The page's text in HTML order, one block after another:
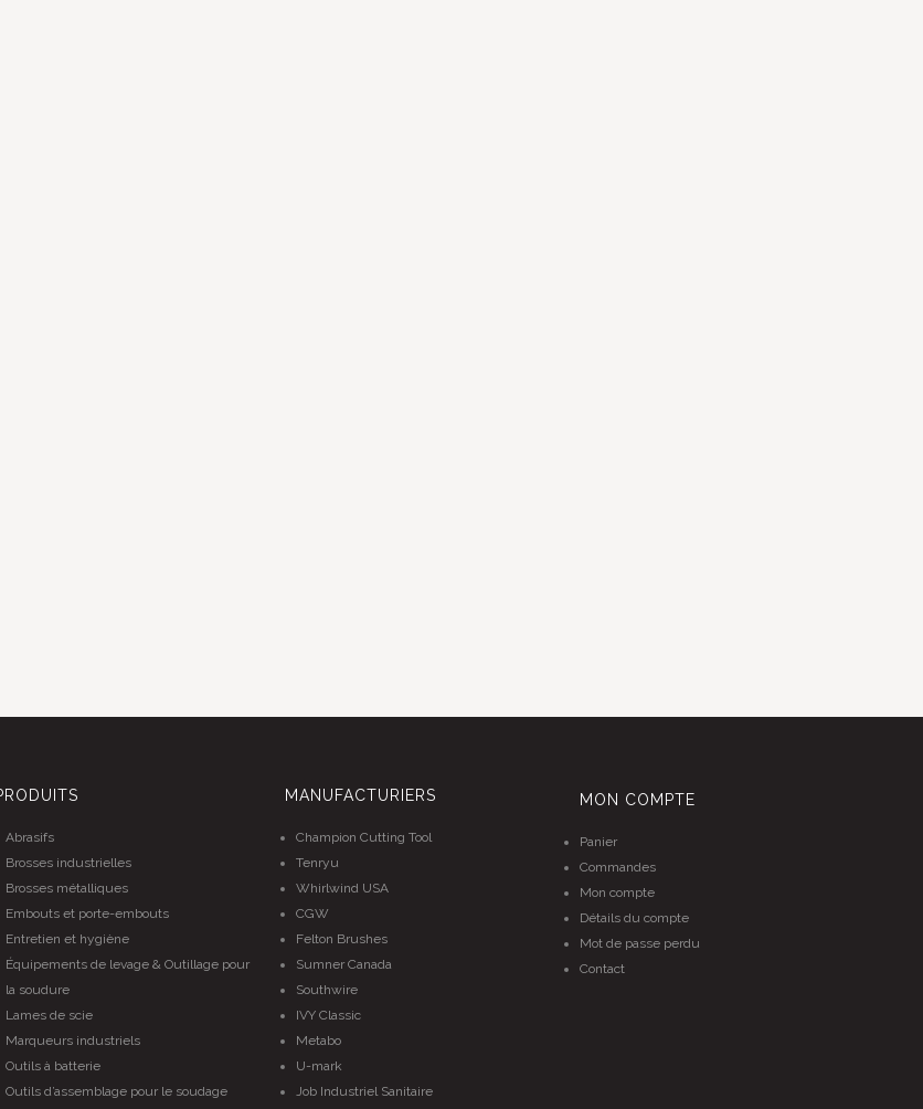
Abrasifs
Brosses industrielles
Brosses métalliques
Embouts et porte-embouts
Entretien et hygiène
Équipements de levage & Outillage pour
la soudure
Lames de scie
Marqueurs industriels
Outils à batterie
Outils d’assemblage pour le soudage
MANUFACTURIERS
Champion Cutting Tool
Tenryu
Whirlwind USA
CGW
Felton Brushes
Sumner Canada
Southwire
IVY Classic
Metabo
U-mark
Job Industriel Sanitaire
MON COMPTE
Panier
Commandes
Mon compte
Détails du compte
Mot de passe perdu
Contact